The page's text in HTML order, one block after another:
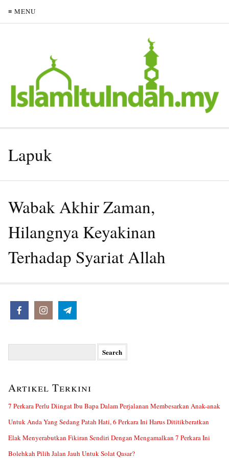
≡ MENU
Lapuk
Wabak Akhir Zaman,
Hilangnya Keyakinan
Terhadap Syariat Allah
Artikel Terkini
7 Perkara Perlu Diingat Ibu Bapa Dalam Perjalanan Membesarkan Anak-anak
Untuk Anda Yang Sedang Patah Hati, 6 Perkara Ini Harus Dititikberatkan
Elak Menyerabutkan Fikiran Sendiri Dengan Mengamalkan 7 Perkara Ini
Bolehkah Pilih Jalan Jauh Untuk Solat Qasar?